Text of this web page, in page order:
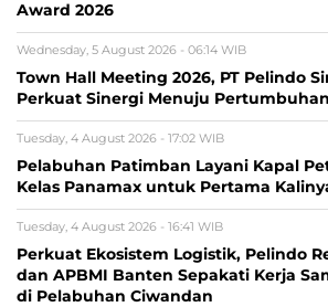
Award 2026
Wednesday, 5 August 2026 - 06:14 WIB
Town Hall Meeting 2026, PT Pelindo
Perkuat Sinergi Menuju
Tuesday, 4 August 2026 - 17:02 WIB
Pelabuhan Patimban Layani Kapal
Kelas Panamax untuk Pertama
Tuesday, 4 August 2026 - 16:41 WIB
Perkuat Ekosistem Logistik, Pelindo
dan APBMI Banten Sepakati Kerja
di Pelabuhan Ciwandan